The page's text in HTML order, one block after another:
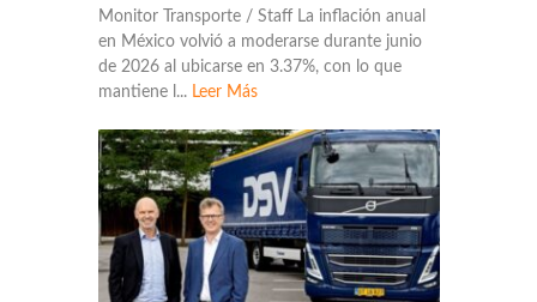
Monitor Transporte / Staff La inflación anual
en México volvió a moderarse durante junio
de 2026 al ubicarse en 3.37%, con lo que
mantiene l... Leer Más